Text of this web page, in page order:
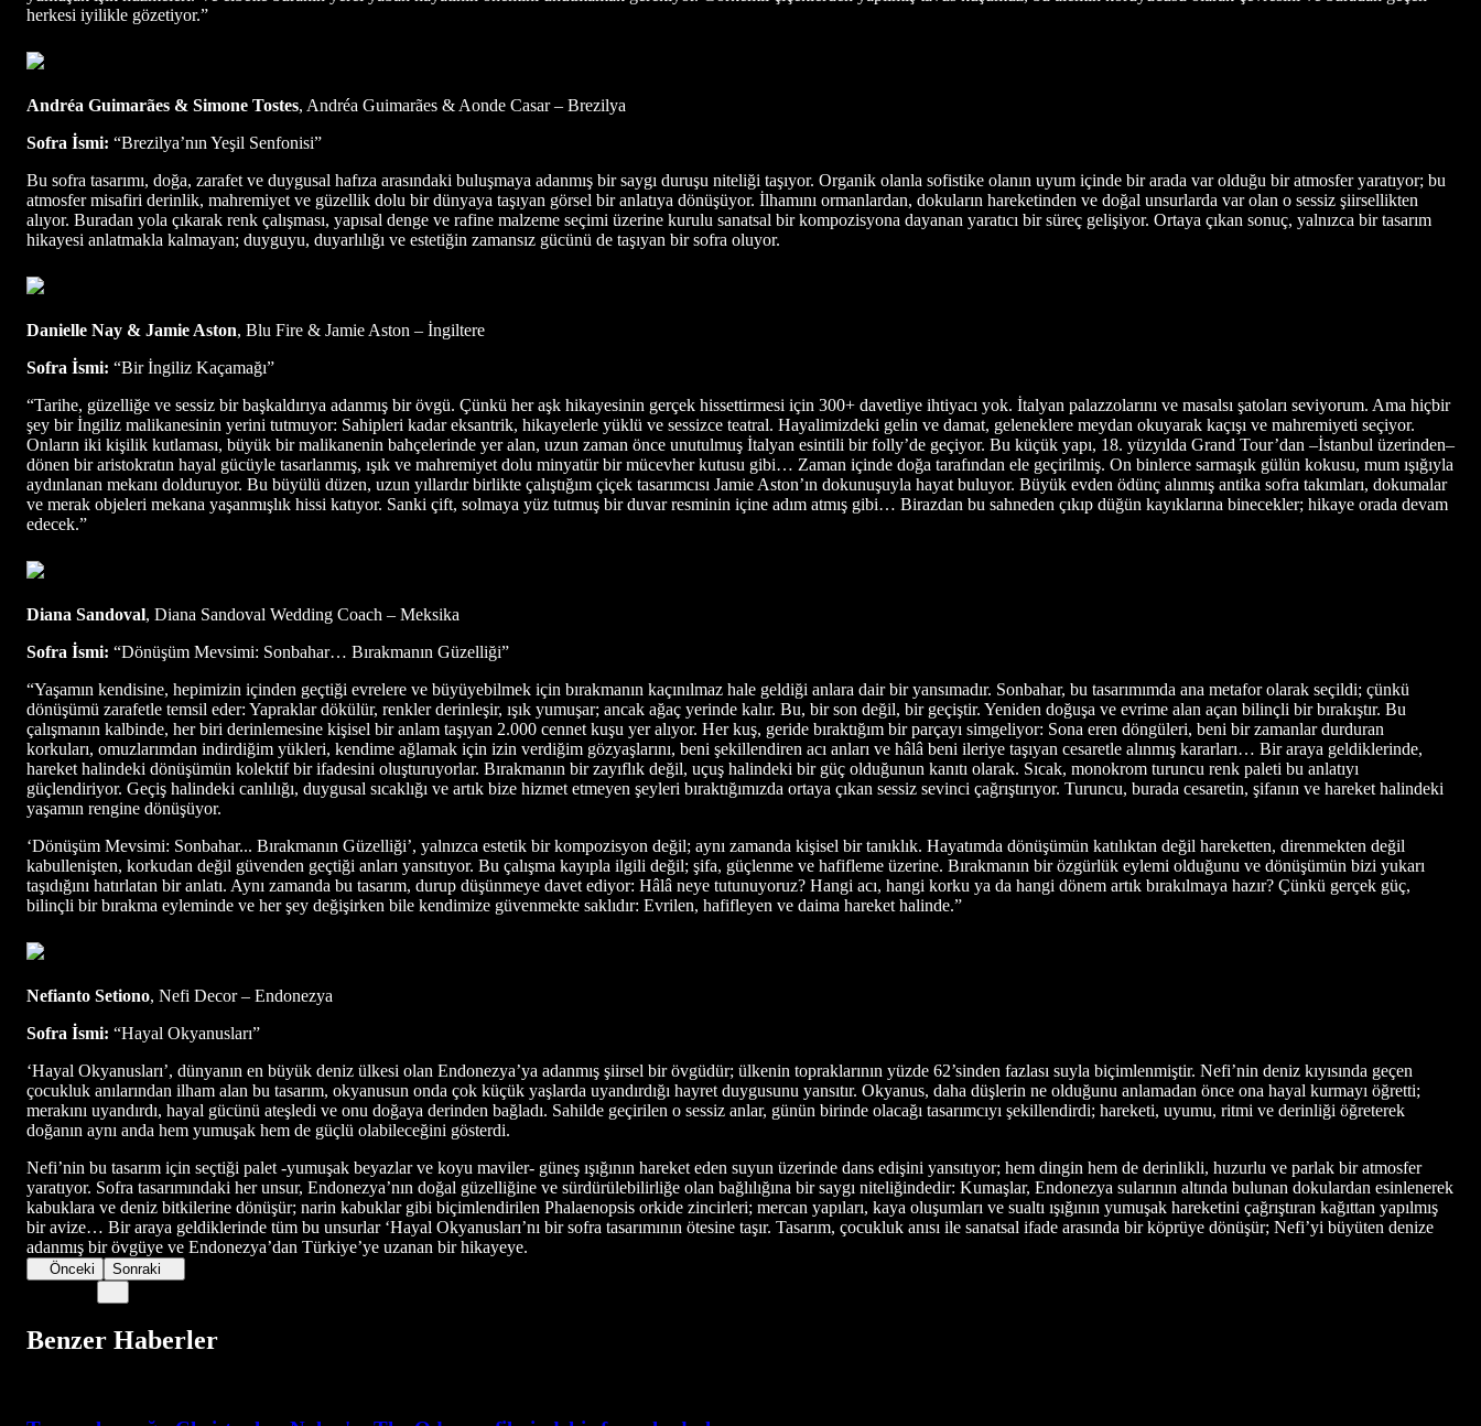
herkesi iyilikle gözetiyor.”
Andréa Guimarães & Simone Tostes, Andréa Guimarães & Aonde Casar – Brezilya
Sofra İsmi: “Brezilya’nın Yeşil Senfonisi”
Bu sofra tasarımı, doğa, zarafet ve duygusal hafıza arasındaki buluşmaya adanmış bir saygı duruşu niteliği taşıyor. Organik olanla sofistike olanın uyum içinde bir arada var olduğu bir atmosfer yaratıyor; bu
atmosfer misafiri derinlik, mahremiyet ve güzellik dolu bir dünyaya taşıyan görsel bir anlatıya dönüşüyor. İlhamını ormanlardan, dokuların hareketinden ve doğal unsurlarda var olan o sessiz şiirsellikten
alıyor. Buradan yola çıkarak renk çalışması, yapısal denge ve rafine malzeme seçimi üzerine kurulu sanatsal bir kompozisyona dayanan yaratıcı bir süreç gelişiyor. Ortaya çıkan sonuç, yalnızca bir tasarım
hikayesi anlatmakla kalmayan; duyguyu, duyarlılığı ve estetiğin zamansız gücünü de taşıyan bir sofra oluyor.
Danielle Nay & Jamie Aston, Blu Fire & Jamie Aston – İngiltere
Sofra İsmi: “Bir İngiliz Kaçamağı”
“Tarihe, güzelliğe ve sessiz bir başkaldırıya adanmış bir övgü. Çünkü her aşk hikayesinin gerçek hissettirmesi için 300+ davetliye ihtiyacı yok. İtalyan palazzolarını ve masalsı şatoları seviyorum. Ama hiçbir
şey bir İngiliz malikanesinin yerini tutmuyor: Sahipleri kadar eksantrik, hikayelerle yüklü ve sessizce teatral. Hayalimizdeki gelin ve damat, geleneklere meydan okuyarak kaçışı ve mahremiyeti seçiyor.
Onların iki kişilik kutlaması, büyük bir malikanenin bahçelerinde yer alan, uzun zaman önce unutulmuş İtalyan esintili bir folly’de geçiyor. Bu küçük yapı, 18. yüzyılda Grand Tour’dan –İstanbul üzerinden–
dönen bir aristokratın hayal gücüyle tasarlanmış, ışık ve mahremiyet dolu minyatür bir mücevher kutusu gibi… Zaman içinde doğa tarafından ele geçirilmiş. On binlerce sarmaşık gülün kokusu, mum ışığıyla
aydınlanan mekanı dolduruyor. Bu büyülü düzen, uzun yıllardır birlikte çalıştığım çiçek tasarımcısı Jamie Aston’ın dokunuşuyla hayat buluyor. Büyük evden ödünç alınmış antika sofra takımları, dokumalar
ve merak objeleri mekana yaşanmışlık hissi katıyor. Sanki çift, solmaya yüz tutmuş bir duvar resminin içine adım atmış gibi… Birazdan bu sahneden çıkıp düğün kayıklarına binecekler; hikaye orada devam
edecek.”
Diana Sandoval, Diana Sandoval Wedding Coach – Meksika
Sofra İsmi: “Dönüşüm Mevsimi: Sonbahar… Bırakmanın Güzelliği”
“Yaşamın kendisine, hepimizin içinden geçtiği evrelere ve büyüyebilmek için bırakmanın kaçınılmaz hale geldiği anlara dair bir yansımadır. Sonbahar, bu tasarımımda ana metafor olarak seçildi; çünkü
dönüşümü zarafetle temsil eder: Yapraklar dökülür, renkler derinleşir, ışık yumuşar; ancak ağaç yerinde kalır. Bu, bir son değil, bir geçiştir. Yeniden doğuşa ve evrime alan açan bilinçli bir bırakıştır. Bu
çalışmanın kalbinde, her biri derinlemesine kişisel bir anlam taşıyan 2.000 cennet kuşu yer alıyor. Her kuş, geride bıraktığım bir parçayı simgeliyor: Sona eren döngüleri, beni bir zamanlar durduran
korkuları, omuzlarımdan indirdiğim yükleri, kendime ağlamak için izin verdiğim gözyaşlarını, beni şekillendiren acı anları ve hâlâ beni ileriye taşıyan cesaretle alınmış kararları… Bir araya geldiklerinde,
hareket halindeki dönüşümün kolektif bir ifadesini oluşturuyorlar. Bırakmanın bir zayıflık değil, uçuş halindeki bir güç olduğunun kanıtı olarak. Sıcak, monokrom turuncu renk paleti bu anlatıyı
güçlendiriyor. Geçiş halindeki canlılığı, duygusal sıcaklığı ve artık bize hizmet etmeyen şeyleri bıraktığımızda ortaya çıkan sessiz sevinci çağrıştırıyor. Turuncu, burada cesaretin, şifanın ve hareket halindeki
yaşamın rengine dönüşüyor.
‘Dönüşüm Mevsimi: Sonbahar... Bırakmanın Güzelliği’, yalnızca estetik bir kompozisyon değil; aynı zamanda kişisel bir tanıklık. Hayatımda dönüşümün katılıktan değil hareketten, direnmekten değil
kabullenişten, korkudan değil güvenden geçtiği anları yansıtıyor. Bu çalışma kayıpla ilgili değil; şifa, güçlenme ve hafifleme üzerine. Bırakmanın bir özgürlük eylemi olduğunu ve dönüşümün bizi yukarı
taşıdığını hatırlatan bir anlatı. Aynı zamanda bu tasarım, durup düşünmeye davet ediyor: Hâlâ neye tutunuyoruz? Hangi acı, hangi korku ya da hangi dönem artık bırakılmaya hazır? Çünkü gerçek güç,
bilinçli bir bırakma eyleminde ve her şey değişirken bile kendimize güvenmekte saklıdır: Evrilen, hafifleyen ve daima hareket halinde.”
Nefianto Setiono, Nefi Decor – Endonezya
Sofra İsmi: “Hayal Okyanusları”
‘Hayal Okyanusları’, dünyanın en büyük deniz ülkesi olan Endonezya’ya adanmış şiirsel bir övgüdür; ülkenin topraklarının yüzde 62’sinden fazlası suyla biçimlenmiştir. Nefi’nin deniz kıyısında geçen
çocukluk anılarından ilham alan bu tasarım, okyanusun onda çok küçük yaşlarda uyandırdığı hayret duygusunu yansıtır. Okyanus, daha düşlerin ne olduğunu anlamadan önce ona hayal kurmayı öğretti;
merakını uyandırdı, hayal gücünü ateşledi ve onu doğaya derinden bağladı. Sahilde geçirilen o sessiz anlar, günün birinde olacağı tasarımcıyı şekillendirdi; hareketi, uyumu, ritmi ve derinliği öğreterek
doğanın aynı anda hem yumuşak hem de güçlü olabileceğini gösterdi.
Nefi’nin bu tasarım için seçtiği palet -yumuşak beyazlar ve koyu maviler- güneş ışığının hareket eden suyun üzerinde dans edişini yansıtıyor; hem dingin hem de derinlikli, huzurlu ve parlak bir atmosfer
yaratıyor. Sofra tasarımındaki her unsur, Endonezya’nın doğal güzelliğine ve sürdürülebilirliğe olan bağlılığına bir saygı niteliğindedir: Kumaşlar, Endonezya sularının altında bulunan dokulardan esinlenerek
kabuklara ve deniz bitkilerine dönüşür; narin kabuklar gibi biçimlendirilen Phalaenopsis orkide zincirleri; mercan yapıları, kaya oluşumları ve sualtı ışığının yumuşak hareketini çağrıştıran kağıttan yapılmış
bir avize… Bir araya geldiklerinde tüm bu unsurlar ‘Hayal Okyanusları’nı bir sofra tasarımının ötesine taşır. Tasarım, çocukluk anısı ile sanatsal ifade arasında bir köprüye dönüşür; Nefi’yi büyüten denize
adanmış bir övgüye ve Endonezya’dan Türkiye’ye uzanan bir hikayeye.
Önceki Sonraki
Benzer Haberler